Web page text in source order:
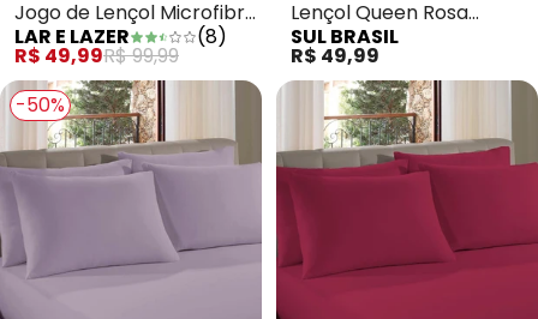
Jogo de Lençol Microfibra
Casal 3 Peças Azul
LAR E LAZER (8)
R$ 49,99R$ 99,99
Lençol Queen Rosa
Camafeu 1 Peça
SUL BRASIL
R$ 49,99
-50%